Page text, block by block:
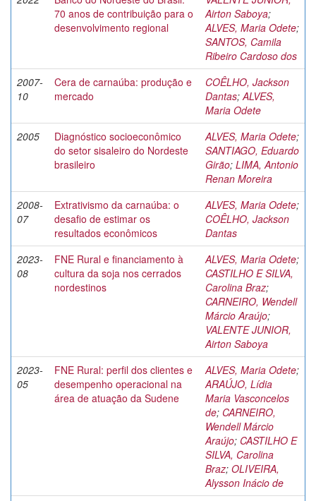
70 anos de contribuição para o
desenvolvimento regional
Airton Saboya;
ALVES, Maria Odete;
SANTOS, Camila
Ribeiro Cardoso dos
2007-
10
Cera de carnaúba: produção e
mercado
COÊLHO, Jackson
Dantas;ALVES,
Maria Odete
2005
Diagnóstico socioeconômico
do setor sisaleiro do Nordeste
brasileiro
ALVES, Maria Odete;
SANTIAGO, Eduardo
Girão; LIMA, Antonio
Renan Moreira
2008-
07
Extrativismo da carnaúba: o
desafio de estimar os
resultados econômicos
ALVES, Maria Odete;
COÊLHO, Jackson
Dantas
2023-
08
FNE Rural e financiamento à
cultura da soja nos cerrados
nordestinos
ALVES, Maria Odete;
CASTILHO E SILVA,
Carolina Braz;
CARNEIRO, Wendell
Márcio Araújo;
VALENTE JUNIOR,
Airton Saboya
2023-
05
FNE Rural: perfil dos clientes e
desempenho operacional na
área de atuação da Sudene
ALVES, Maria Odete;
ARAÚJO, Lídia
Maria Vasconcelos
de; CARNEIRO,
Wendell Márcio
Araújo; CASTILHO E
SILVA, Carolina
Braz; OLIVEIRA,
Alysson Inácio de